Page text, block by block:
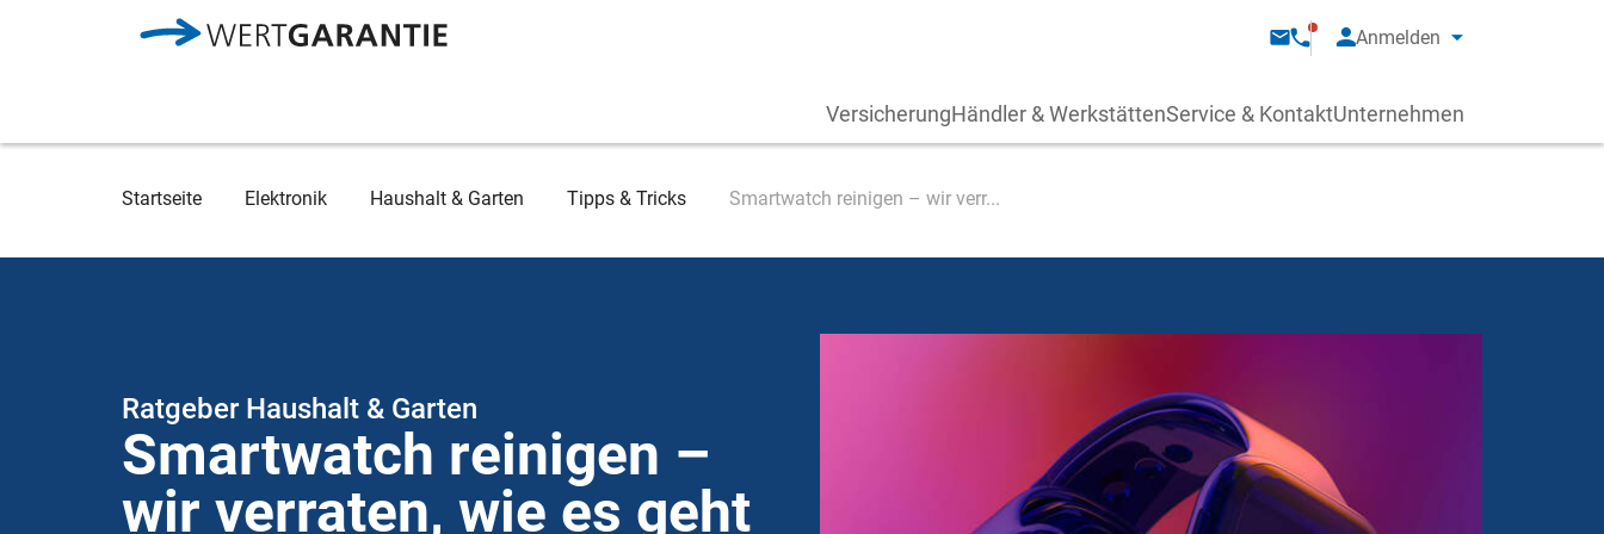
Anmelden
VersicherungHändler & WerkstättenService & KontaktUnternehmen
Breadcrumb
Startseite Elektronik Haushalt & Garten Tipps & Tricks Smartwatch reinigen – wir verr...
Ratgeber Haushalt & Garten
Smartwatch reinigen –
wir verraten, wie es geht